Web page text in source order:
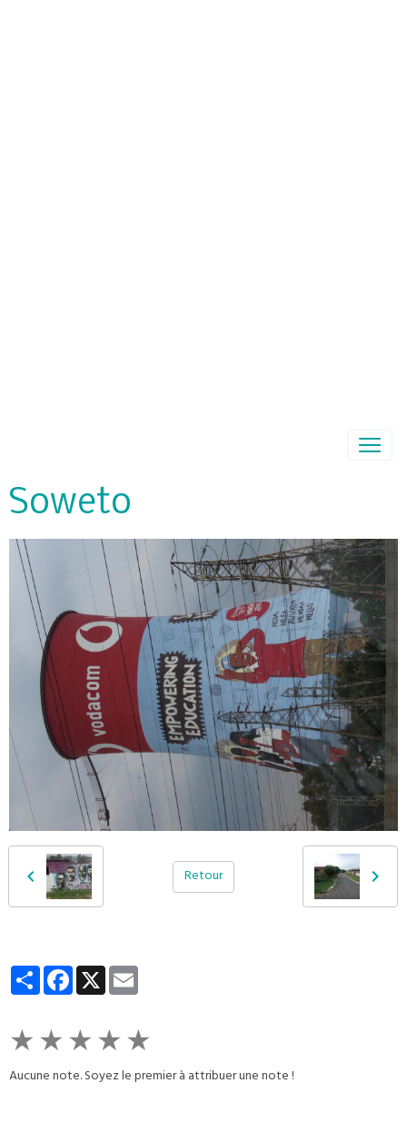
Soweto
Retour
PartagerFacebook
X
★★★★★
Aucune note. Soyez le premier à attribuer une note !